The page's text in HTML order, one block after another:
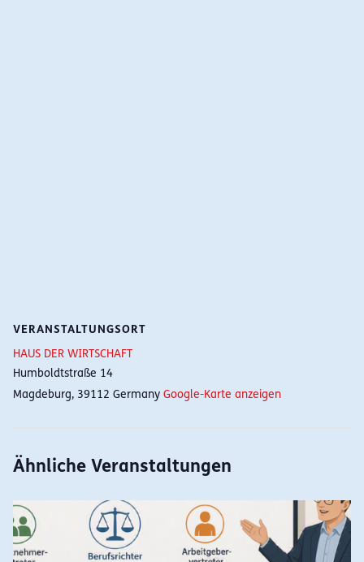
VERANSTALTUNGSORT
HAUS DER WIRTSCHAFT
Humboldtstraße 14
Magdeburg, 39112 Germany Google-Karte anzeigen
Ähnliche Veranstaltungen